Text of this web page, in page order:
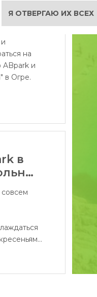
на
ABpark и
в Огре.
в
Я ОТВЕРГАЮ ИХ ВСЕХ